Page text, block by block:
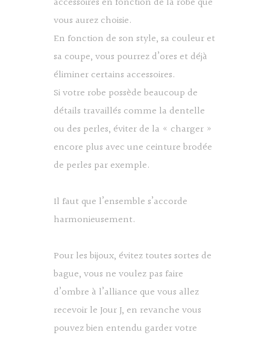
vous aurez choisie.
En fonction de son style, sa couleur et
sa coupe, vous pourrez d’ores et déjà
éliminer certains accessoires.
Si votre robe possède beaucoup de
détails travaillés comme la dentelle
ou des perles, éviter de la « charger »
encore plus avec une ceinture brodée
de perles par exemple.
Il faut que l’ensemble s’accorde
harmonieusement.
Pour les bijoux, évitez toutes sortes de
bague, vous ne voulez pas faire
d’ombre à l’alliance que vous allez
recevoir le Jour J, en revanche vous
pouvez bien entendu garder votre